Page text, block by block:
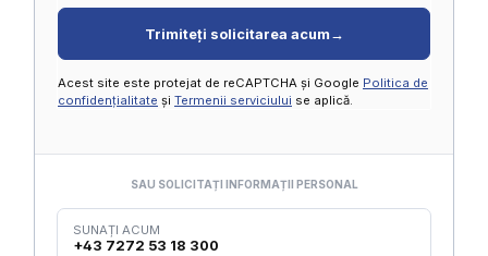
Trimiteți solicitarea acum →
Acest site este protejat de reCAPTCHA și Google Politica de
confidențialitate și Termenii serviciului se aplică.
SAU SOLICITAȚI INFORMAȚII PERSONAL
SUNAȚI ACUM
+43 7272 53 18 300